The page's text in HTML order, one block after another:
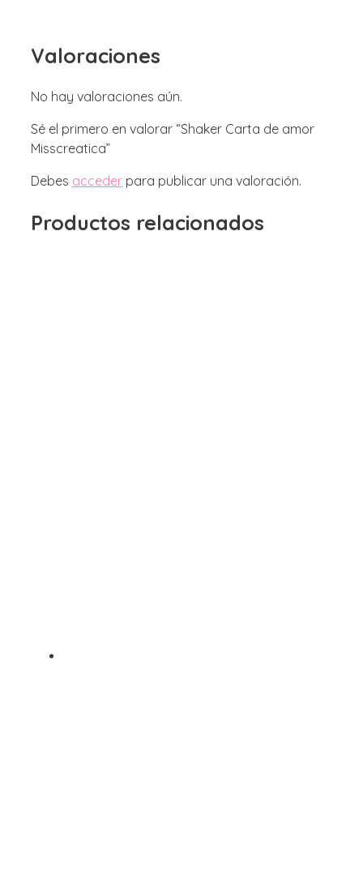
Valoraciones
No hay valoraciones aún.
Sé el primero en valorar “Shaker Carta de amor
Misscreatica”
Debes acceder para publicar una valoración.
Productos relacionados